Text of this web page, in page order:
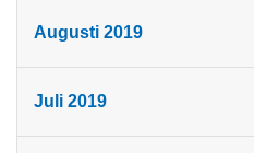
Augusti 2019
Juli 2019